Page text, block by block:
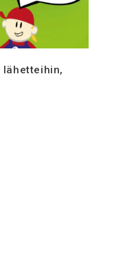
lähetteihin,